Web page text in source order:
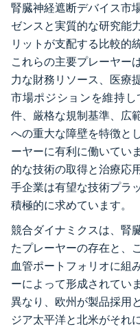
腎臓神経遮断デバイス市
ゼンスと実質的な研究能
リットが支配する比較的
これらの主要プレーヤー
力な財務リソース、医療
市場ポジションを維持
件、厳格な規制基準、広
への重大な障壁を特徴と
ーヤーに有利に働いてい
的な技術の取得と治療応
手企業は有望な技術プラ
積極的に求めています。
競合ダイナミクスは、腎
たプレーヤーの存在と、
血管ポートフォリオに組
ーによって形成されてい
異なり、欧州が製品採用
ジア太平洋と北米がそれ